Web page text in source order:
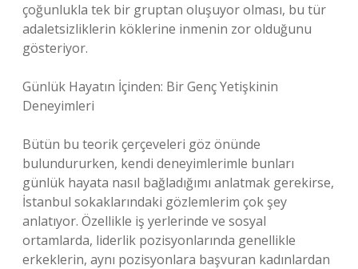
çoğunlukla tek bir gruptan oluşuyor olması, bu tür
adaletsizliklerin köklerine inmenin zor olduğunu
gösteriyor.
Günlük Hayatın İçinden: Bir Genç Yetişkinin
Deneyimleri
Bütün bu teorik çerçeveleri göz önünde
bulundururken, kendi deneyimlerimle bunları
günlük hayata nasıl bağladığımı anlatmak gerekirse,
İstanbul sokaklarındaki gözlemlerim çok şey
anlatıyor. Özellikle iş yerlerinde ve sosyal
ortamlarda, liderlik pozisyonlarında genellikle
erkeklerin, aynı pozisyonlara başvuran kadınlardan